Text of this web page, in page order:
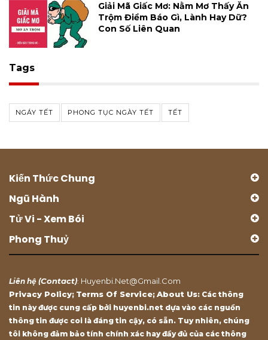
Giải Mã Giấc Mơ: Nằm Mơ Thấy Ăn
Trộm Điềm Báo Gì, Lành Hay Dữ?
Con Số Liên Quan
Tags
NGÁY TẾT PHONG TỤC NGÀY TẾT TẾT
Kiến Thức Chung
Ngũ Hành
Tử Vi - Xem Bói
Phong Thuỷ
Liên hệ (Contact): Huyenbi.net@gmail.com
Privacy Policy; Terms Of Service; About Us: Các thông
tin này được cung cấp bởi huyenbi.net dựa vào các nguồn
thông tin được coi là đáng tin cậy, có sẵn. Tuy nhiên, chúng
tôi không đảm bảo tính chính xác hay đầy đủ của các thông